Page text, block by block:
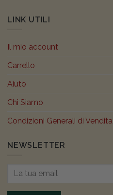
LINK UTILI
Il mio account
Carrello
Aiuto
Chi Siamo
Condizioni Generali di Vendita
NEWSLETTER